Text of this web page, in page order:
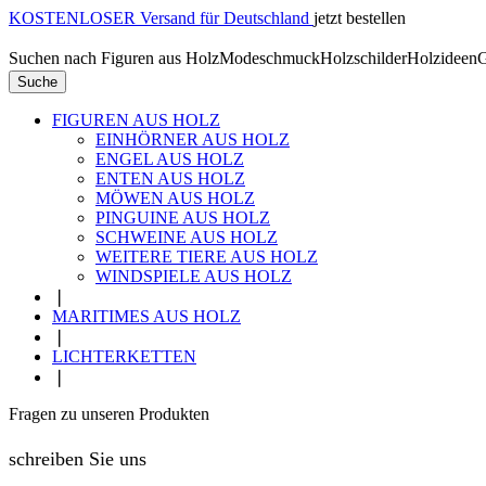
KOSTENLOSER Versand für Deutschland jetzt bestellen
Suchen nach Figuren aus HolzModeschmuckHolzschilderHolzideen
Suche
FIGUREN AUS HOLZ
EINHÖRNER AUS HOLZ
ENGEL AUS HOLZ
ENTEN AUS HOLZ
MÖWEN AUS HOLZ
PINGUINE AUS HOLZ
SCHWEINE AUS HOLZ
WEITERE TIERE AUS HOLZ
WINDSPIELE AUS HOLZ
MARITIMES AUS HOLZ
LICHTERKETTEN
Fragen zu unseren Produkten
schreiben Sie uns